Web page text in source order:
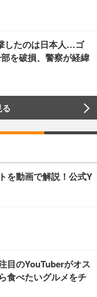
したのは日本人…ゴ
を破損、警察が経緯
を動画で解説！公式Y
目のYouTuberがオス
食べたいグルメをチ